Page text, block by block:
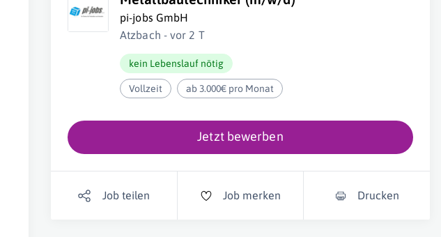
pi-jobs GmbH
Atzbach - vor 2 T
kein Lebenslauf nötig
Vollzeit ab 3.000€ pro Monat
Jetzt bewerben
Job teilen Job merken Drucken